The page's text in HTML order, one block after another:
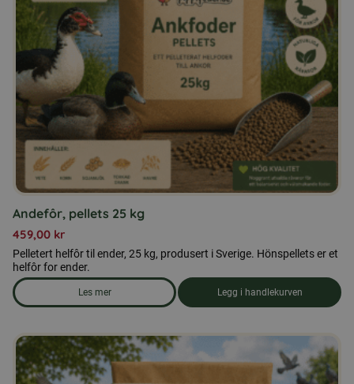
Andefôr, pellets 25 kg
459,00 kr
Pelletert helfôr til ender, 25 kg, produsert i Sverige. Hönspellets er et
helfôr for ender.
Les mer
om produkten Andefôr, pellets 25 kg
Legg i handlekurven